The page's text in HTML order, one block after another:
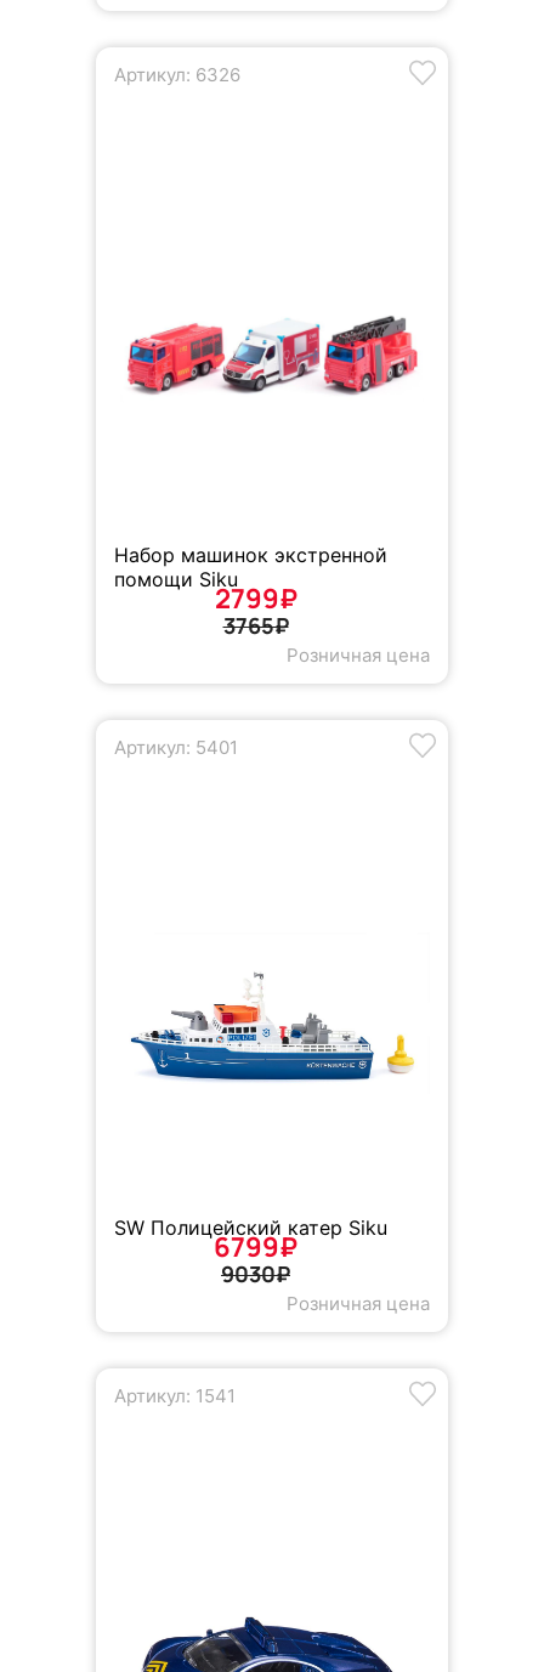
Артикул: 6326
Набор машинок экстренной
помощи Siku
2799₽
3765₽
Розничная цена
Артикул: 5401
SW Полицейский катер Siku
6799₽
9030₽
Розничная цена
Артикул: 1541